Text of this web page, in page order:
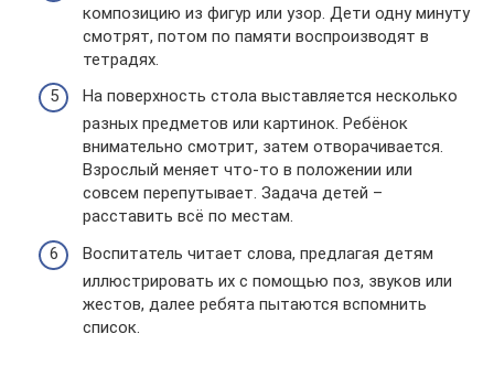
композицию из фигур или узор. Дети одну минуту
смотрят, потом по памяти воспроизводят в
тетрадях.
На поверхность стола выставляется несколько
разных предметов или картинок. Ребёнок
внимательно смотрит, затем отворачивается.
Взрослый меняет что-то в положении или
совсем перепутывает. Задача детей –
расставить всё по местам.
Воспитатель читает слова, предлагая детям
иллюстрировать их с помощью поз, звуков или
жестов, далее ребята пытаются вспомнить
список.